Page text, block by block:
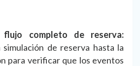
flujo completo de reserva:
simulación de reserva hasta la
para verificar que los eventos